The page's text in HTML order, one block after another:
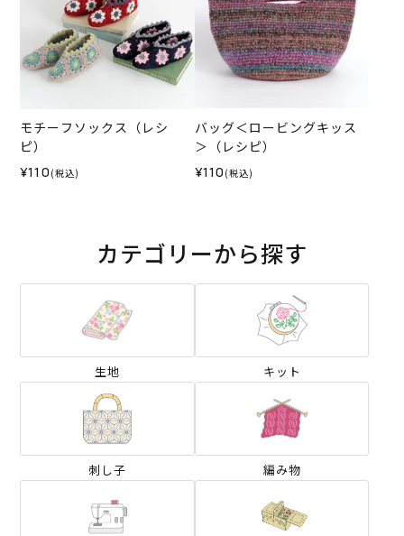
モチーフソックス（レシ
ピ）
¥110 (税込)
バッグ＜ロービングキッス
＞（レシピ）
¥110 (税込)
カテゴリーから探す
生地 キット
刺し子 編み物